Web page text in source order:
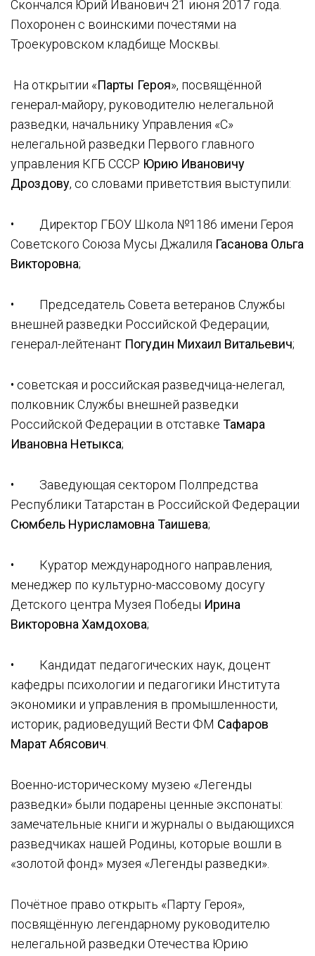
Скончался Юрий Иванович 21 июня 2017 года.
Похоронен с воинскими почестями на
Троекуровском кладбище Москвы.
На открытии «Парты Героя», посвящённой
генерал-майору, руководителю нелегальной
разведки, начальнику Управления «С»
нелегальной разведки Первого главного
управления КГБ СССР Юрию Ивановичу
Дроздову, со словами приветствия выступили:
• Директор ГБОУ Школа №1186 имени Героя
Советского Союза Мусы Джалиля Гасанова Ольга
Викторовна;
• Председатель Совета ветеранов Службы
внешней разведки Российской Федерации,
генерал-лейтенант Погудин Михаил Витальевич;
• советская и российская разведчица-нелегал,
полковник Службы внешней разведки
Российской Федерации в отставке Тамара
Ивановна Нетыкса;
• Заведующая сектором Полпредства
Республики Татарстан в Российской Федерации
Сюмбель Нурисламовна Таишева;
• Куратор международного направления,
менеджер по культурно-массовому досугу
Детского центра Музея Победы Ирина
Викторовна Хамдохова;
• Кандидат педагогических наук, доцент
кафедры психологии и педагогики Института
экономики и управления в промышленности,
историк, радиоведущий Вести ФМ Сафаров
Марат Абясович.
Военно-историческому музею «Легенды
разведки» были подарены ценные экспонаты:
замечательные книги и журналы о выдающихся
разведчиках нашей Родины, которые вошли в
«золотой фонд» музея «Легенды разведки».
Почётное право открыть «Парту Героя»,
посвящённую легендарному руководителю
нелегальной разведки Отечества Юрию